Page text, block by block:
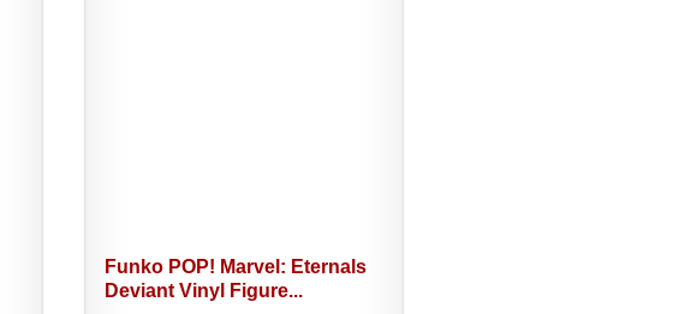
Funko POP! Marvel: Eternals
Deviant Vinyl Figure...